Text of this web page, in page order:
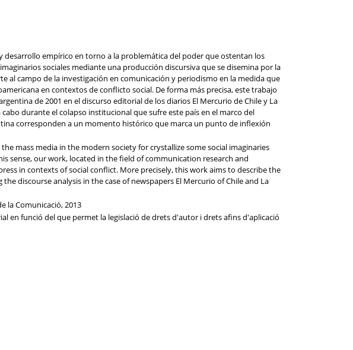
empírico en torno a la problemática del poder que ostentan los
sociales mediante una producción discursiva que se disemina por la
campo de la investigación en comunicación y periodismo en la medida que
en contextos de conflicto social. De forma más precisa, este trabajo
de 2001 en el discurso editorial de los diarios El Mercurio de Chile y La
durante el colapso institucional que sufre este país en el marco del
corresponden a un momento histórico que marca un punto de inflexión
mass media in the modern society for crystallize some social imaginaries
sense, our work, located in the field of communication research and
in contexts of social conflict. More precisely, this work aims to describe the
discourse analysis in the case of newspapers El Mercurio of Chile and La
la Comunicació, 2013
funció del que permet la legislació de drets d'autor i drets afins d'aplicació